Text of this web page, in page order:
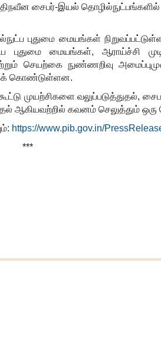
சைபர்-இயல் தொழில்நுட்பங்களில்
புதுமை மையங்கள்
புதுமை மையங்கள், ஆராய்ச்சி
செயற்கை நுண்ணறிவு
கொண்டுள்ளன.
முயற்சிகளை வலுப்படுத்துதல்,
ஆகியவற்றில் கவனம் செலுத்தும்
https://www.pib.gov.in/
***